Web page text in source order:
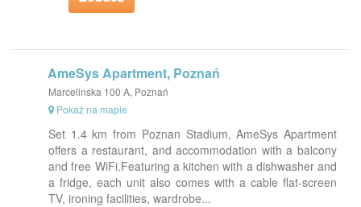
AmeSys Apartment, Poznań
Marcelinska 100 A, Poznań
Pokaż na mapie
Set 1.4 km from Poznan Stadium, AmeSys Apartment
offers a restaurant, and accommodation with a balcony
and free WiFi.Featuring a kitchen with a dishwasher and
a fridge, each unit also comes with a cable flat-screen
TV, ironing facilities, wardrobe...